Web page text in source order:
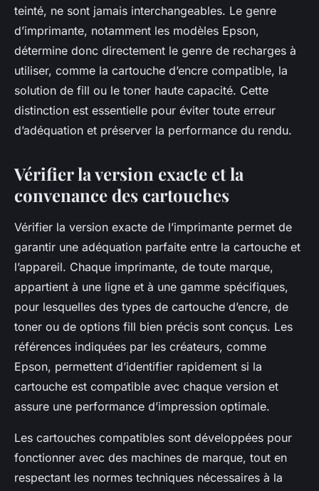
teinté, ne sont jamais interchangeables. Le genre
d’imprimante, notamment les modèles Epson,
détermine donc directement le genre de recharges à
utiliser, comme la cartouche d’encre compatible, la
solution de fill ou le toner haute capacité. Cette
distinction est essentielle pour éviter toute erreur
d’adéquation et préserver la performance du rendu.
Vérifier la version exacte et la
convenance des cartouches
Vérifier la version exacte de l’imprimante permet de
garantir une adéquation parfaite entre la cartouche et
l’appareil. Chaque imprimante, de toute marque,
appartient à une ligne et à une gamme spécifiques,
pour lesquelles des types de cartouche d’encre, de
toner ou de options fill bien précis sont conçus. Les
références indiquées par les créateurs, comme
Epson, permettent d’identifier rapidement si la
cartouche est compatible avec chaque version et
assure une performance d’impression optimale.
Les cartouches compatibles sont développées pour
fonctionner avec des machines de marque, tout en
respectant les normes techniques nécessaires à la